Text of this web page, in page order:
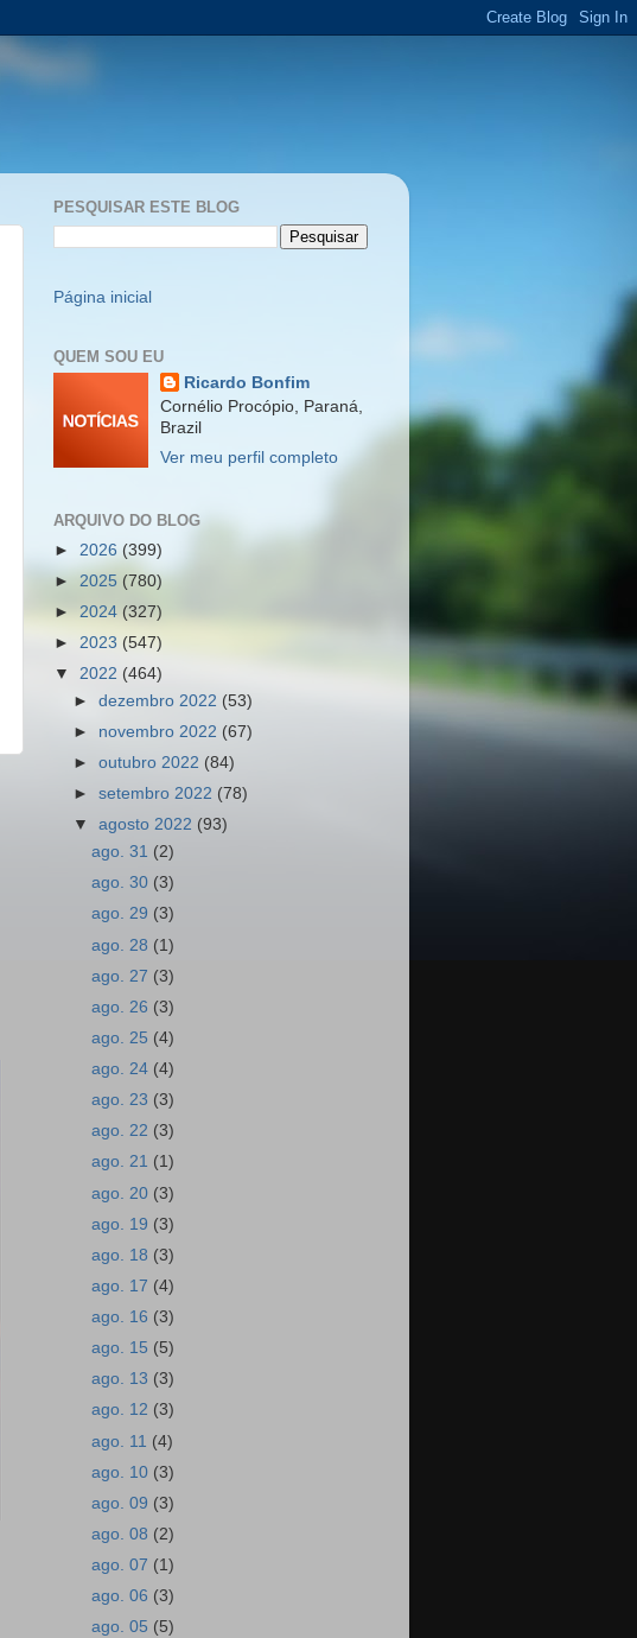
PESQUISAR ESTE BLOG
Página inicial
QUEM SOU EU
Ricardo Bonfim
Cornélio Procópio, Paraná,
Brazil
Ver meu perfil completo
ARQUIVO DO BLOG
► 2026 (399)
► 2025 (780)
► 2024 (327)
► 2023 (547)
▼ 2022 (464)
►dezembro 2022 (53)
► novembro 2022 (67)
►outubro 2022 (84)
►setembro 2022 (78)
▼agosto 2022 (93)
ago. 31 (2)
ago. 30 (3)
ago. 29 (3)
ago. 28 (1)
ago. 27 (3)
ago. 26 (3)
ago. 25 (4)
ago. 24 (4)
ago. 23 (3)
ago. 22 (3)
ago. 21 (1)
ago. 20 (3)
ago. 19 (3)
ago. 18 (3)
ago. 17 (4)
ago. 16 (3)
ago. 15 (5)
ago. 13 (3)
ago. 12 (3)
ago. 11 (4)
ago. 10 (3)
ago. 09 (3)
ago. 08 (2)
ago. 07 (1)
ago. 06 (3)
ago. 05 (5)